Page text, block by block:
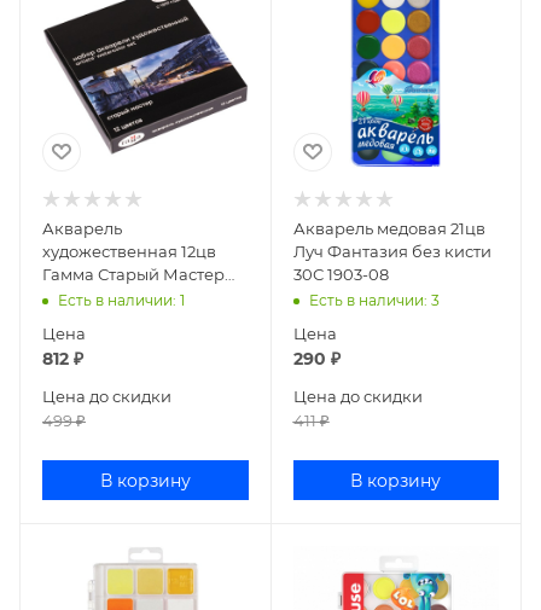
Акварель
художественная 12цв
Гамма Старый Мастер
кюветы 2,6мл 20052021
Есть в наличии: 1
Цена
812 ₽
Цена до скидки
499₽
В корзину
Акварель медовая 21цв
Луч Фантазия без кисти
30С 1903-08
Есть в наличии: 3
Цена
290 ₽
Цена до скидки
411₽
В корзину